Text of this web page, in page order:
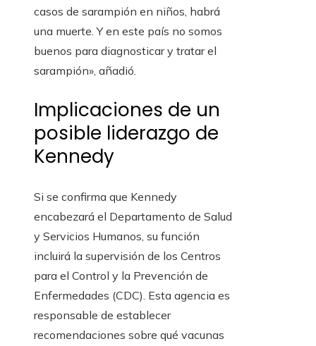
casos de sarampión en niños, habrá
una muerte. Y en este país no somos
buenos para diagnosticar y tratar el
sarampión», añadió.
Implicaciones de un
posible liderazgo de
Kennedy
Si se confirma que Kennedy
encabezará el Departamento de Salud
y Servicios Humanos, su función
incluirá la supervisión de los Centros
para el Control y la Prevención de
Enfermedades (CDC). Esta agencia es
responsable de establecer
recomendaciones sobre qué vacunas